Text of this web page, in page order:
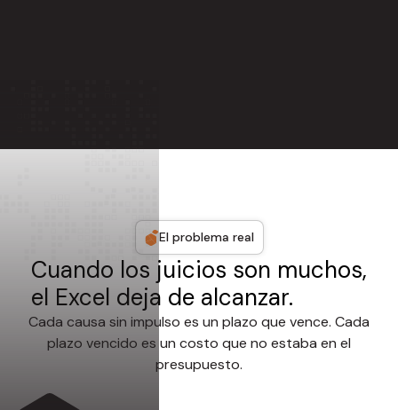
El problema real
Cuando los juicios son muchos,
el Excel deja de alcanzar.
Cada causa sin impulso es un plazo que vence. Cada
plazo vencido es un costo que no estaba en el
presupuesto.